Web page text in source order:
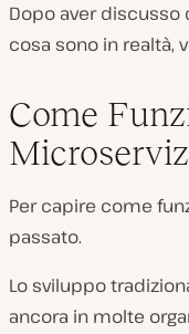
Dopo aver discusso
cosa sono in realtà,
Come
Per capire come
passato.
Lo sviluppo
ancora in molte